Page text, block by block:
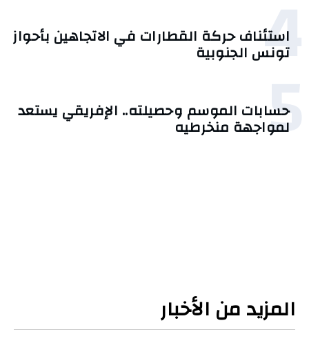
4
استئناف حركة القطارات في الاتجاهين بأحواز
تونس الجنوبية
5
حسابات الموسم وحصيلته.. الإفريقي يستعد
لمواجهة منخرطيه
المزيد من الأخبار